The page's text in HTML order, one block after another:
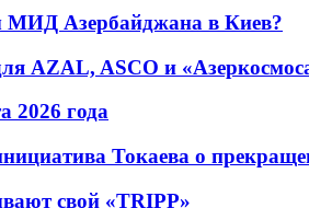
МИД Азербайджана в Киев?
AZAL, ASCO и
2026 года
Токаева о
свой «TRIPP»